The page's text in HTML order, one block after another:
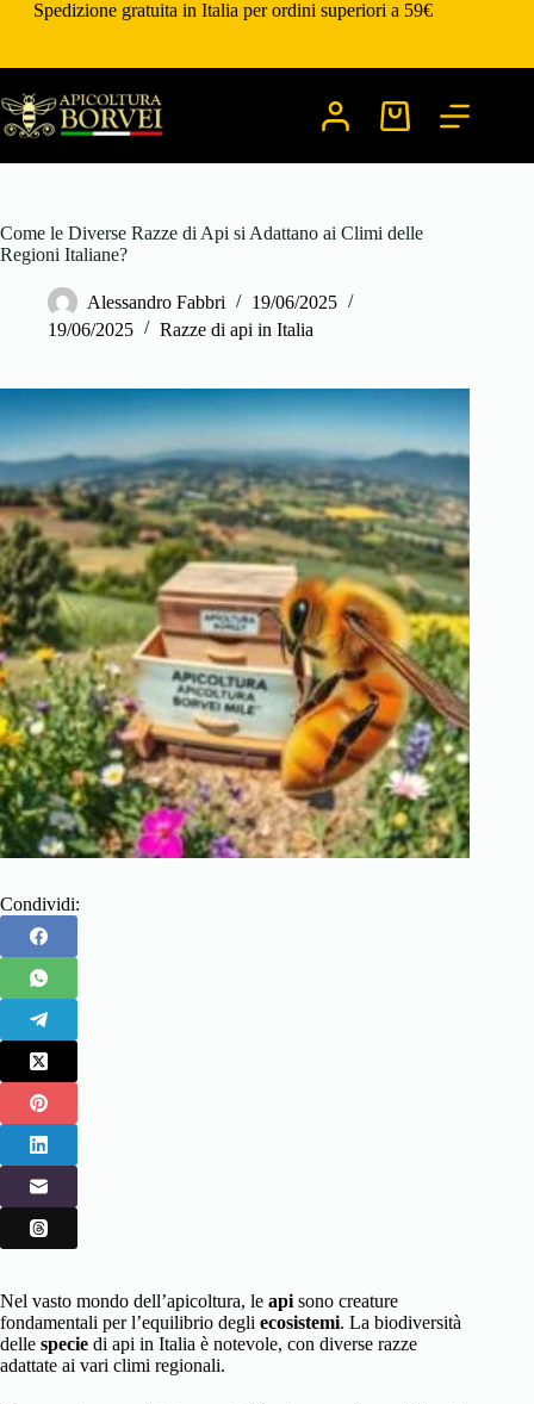
SaltaSpedizione gratuita in Italia per ordini superiori a 59€
Carrello
Come le Diverse Razze di Api si Adattano ai Climi delle
Regioni Italiane?
Alessandro Fabbri
19/06/2025
19/06/2025
Razze di api in Italia
Condividi:
Nel vasto mondo dell’apicoltura, le api sono creature
fondamentali per l’equilibrio degli ecosistemi. La biodiversità
delle specie di api in Italia è notevole, con diverse razze
adattate ai vari climi regionali.